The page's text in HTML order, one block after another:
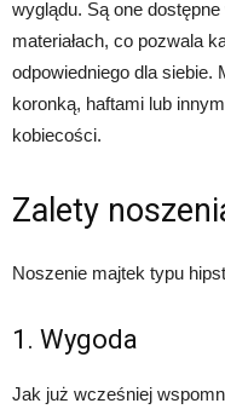
wyglądu. Są one
materiałach, co pozwala
odpowiedniego dla siebie.
koronką, haftami lub
kobiecości.
Zalety
Noszenie majtek typu
1. Wygoda
Jak już wcześniej